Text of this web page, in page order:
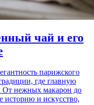
чай и его
парижского
где главную
От нежных макарон до
историю и искусство,